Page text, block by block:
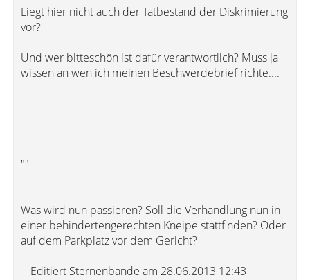
Liegt hier nicht auch der Tatbestand der Diskrimierung
vor?
Und wer bitteschön ist dafür verantwortlich? Muss ja
wissen an wen ich meinen Beschwerdebrief richte....
-----------------
""
Was wird nun passieren? Soll die Verhandlung nun in
einer behindertengerechten Kneipe stattfinden? Oder
auf dem Parkplatz vor dem Gericht?
-- Editiert Sternenbande am 28.06.2013 12:43